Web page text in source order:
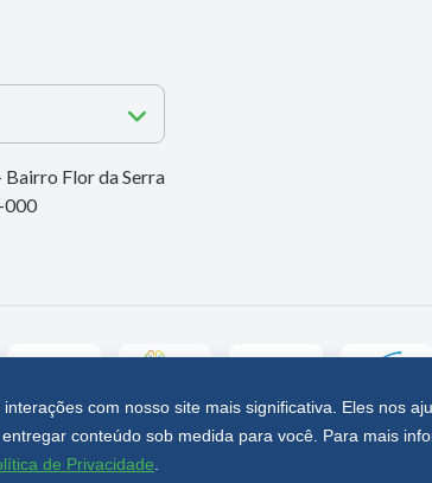
com nosso site mais significativa. Eles nos
conteúdo sob medida para você. Para mais
de Privacidade
Bairro Flor da Serra
000
reservados